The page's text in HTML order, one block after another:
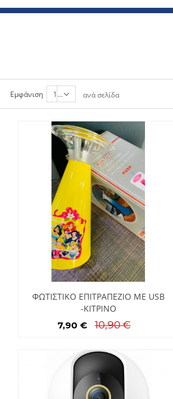
Εμφάνιση 12 ανά σελίδα
ΦΩΤΙΣΤΙΚΟ ΕΠΙΤΡΑΠΕΖΙΟ ΜΕ USB
-ΚΙΤΡΙΝΟ
7,90 €
10,90 €